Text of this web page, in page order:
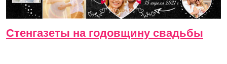
Стенгазеты на годовщину свадьбы